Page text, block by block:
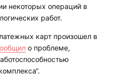
некоторых операций в
работ.
карт произошел в
о проблеме,